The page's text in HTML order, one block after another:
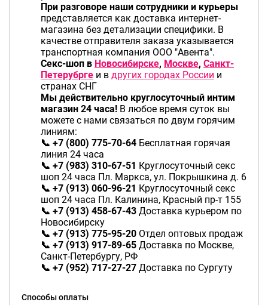
При разговоре наши сотрудники и курьеры
представляется как доставка интернет-
магазина без детализации специфики. В
качестве отправителя заказа указывается
транспортная компания ООО "Авента".
Секс-шоп в Новосибирске, Москве, Санкт-
Петерубрге и в других городах России и
странах СНГ
Мы действительно круглосуточный интим
магазин 24 часа! В любое время суток вы
можете с нами связаться по двум горячим
линиям:
📞 +7 (800) 775-70-64 Бесплатная горячая
линия 24 часа
📞 +7 (983) 310-67-51 Круглосуточный секс
шоп 24 часа Пл. Маркса, ул. Покрышкина д. 6
📞 +7 (913) 060-96-21 Круглосуточный секс
шоп 24 часа Пл. Калинина, Красный пр-т 155
📞 +7 (913) 458-67-43 Доставка курьером по
Новосибирску
📞 +7 (913) 775-95-20 Отдел оптовых продаж
📞 +7 (913) 917-89-65 Доставка по Москве,
Санкт-Петербургу, РФ
📞 +7 (952) 717-27-27 Доставка по Сургуту
Способы оплаты